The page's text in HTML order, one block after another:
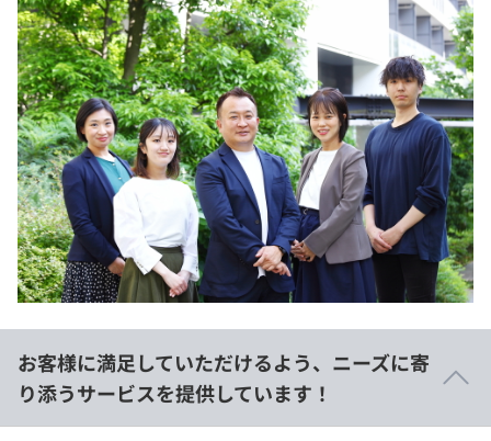
お客様に満足していただけるよう、ニーズに寄
り添うサービスを提供しています！